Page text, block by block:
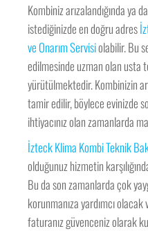
Kombiniz arızalandığında ya
istediğinizde en doğru adres
ve Onarım Servisiolabilir. Bu
edilmesinde uzman olan usta
yürütülmektedir. Kombinizin
tamir edilir, böylece evinizde
ihtiyacınız olan zamanlarda
İzteck Klima Kombi Teknik
olduğunuz hizmetin
Bu da son zamanlarda çok
korunmanıza yardımcı
faturanız güvenceniz olarak